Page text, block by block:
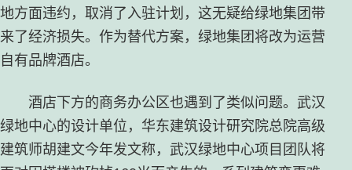
地方面违约，取消了入驻计划，这无疑给绿地集团带
来了经济损失。作为替代方案，绿地集团将改为运营
自有品牌酒店。
酒店下方的商务办公区也遇到了类似问题。武汉
绿地中心的设计单位，华东建筑设计研究院总院高级
建筑师胡建文今年发文称，武汉绿地中心项目团队将